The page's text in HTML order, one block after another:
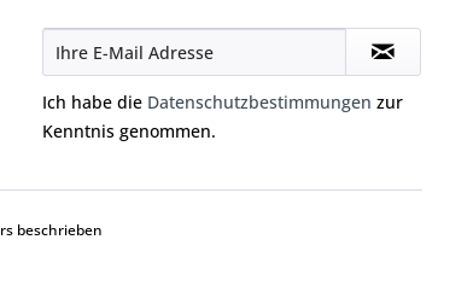
Ich habe die Datenschutzbestimmungen zur
Kenntnis genommen.
beschrieben